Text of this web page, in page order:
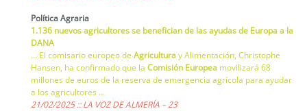
Política Agraria
1.136 nuevos agricultores se benefician de las ayudas de Europa a la
DANA
… El comisario europeo de Agriculturay Alimentación, Christophe
Hansen, ha confirmado que la Comisión Europea movilizará 68
millones de euros de la reserva de emergencia agrícola para ayudar
a los agricultores …
21/02/2025 :: LA VOZ DE ALMERÍA – 23